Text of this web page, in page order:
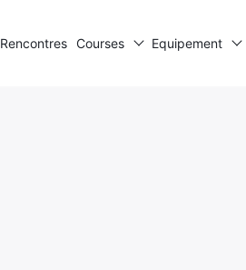
Rencontres Courses Equipement